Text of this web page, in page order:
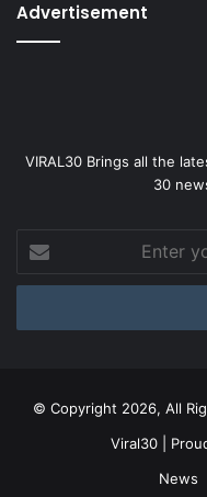
Advertisement
VIRAL30 Brings all the
30
your
Email
© Copyright 2026, All
Viral30 |
News